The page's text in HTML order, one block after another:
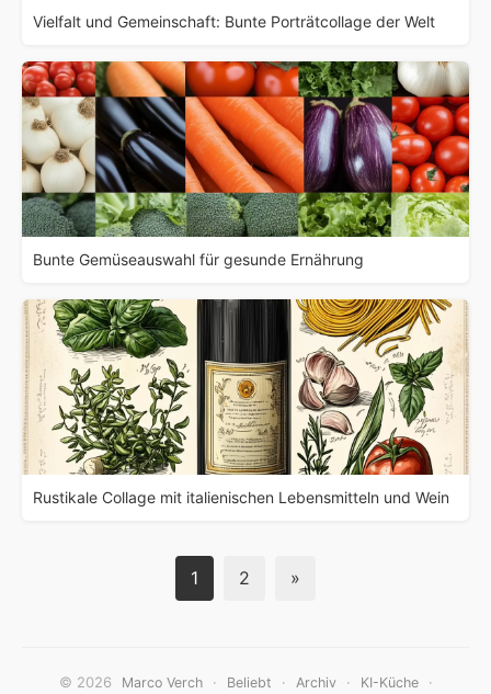
Vielfalt und Gemeinschaft: Bunte Porträtcollage der Welt
Bunte Gemüseauswahl für gesunde Ernährung
Rustikale Collage mit italienischen Lebensmitteln und Wein
1 2 »
© 2026 Marco Verch · Beliebt · Archiv · KI-Küche ·